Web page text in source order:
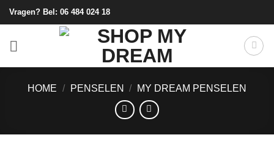
Ga
naar
Vragen? Bel: 06 484 024 18
HOME / PENSELEN / MY DREAM PENSELEN